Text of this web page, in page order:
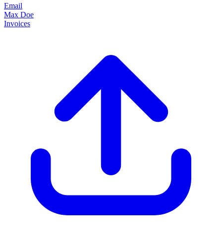
Email
Max Doe
Invoices